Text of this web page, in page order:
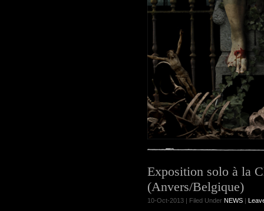
Exposition solo à la
(Anvers/Belgique)
10-Oct-2013 | Filed Under NEWS |